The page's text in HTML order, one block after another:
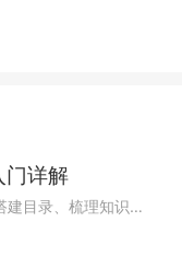
详解
从决定动笔，到搭建目录、梳理知识点、反复推敲每一段示例、修正每一处细节，这段写作的过程，对我而言，也是一次重新沉淀、重新理解 OpenClaw 的旅程